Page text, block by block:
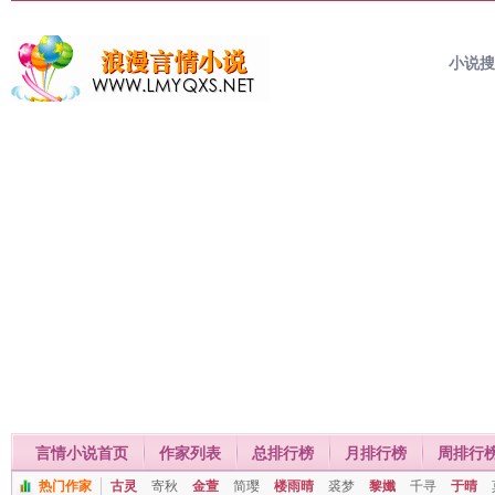
小说
言情小说首页 作家列表 总排行榜 月排行榜 周排行
热门作家 古灵 寄秋 金萱 简璎 楼雨晴 裘梦 黎孅 千寻 于晴